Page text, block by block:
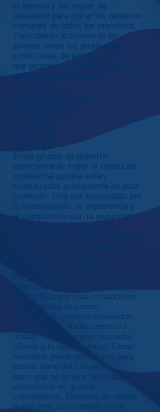
operación para lograr los objetivos
comunes de todos los miembros.
Participarán activamente en
abordar todos los problemas y
condiciones de empleo al tiempo
que promoverán la seguridad y la
prosperidad de todos los
Los grupos de trabajo
permanentes son:
Profesionalismo
Legislativo
Tecnología
Estos grupos de gobierno
representarán mejor al conductor
profesional porque están
involucrados activamente en esta
profesión. Una voz respaldada por
la investigación, la experiencia y
el compromiso con la seguridad y
la prosperidad profesional.
futuro. Cuantos más conductores
profesionales hayamos
involucrado, mejores resultados
obtendremos. Nadie conoce el
trabajo mejor que otro buceador.
¡Únete a la alianza ahora! Como
miembro, puede postularse para
formar parte del consejo,
participar en grupos de trabajo o
expresarse en grupos
comunitarios. Después de unirse,
puede indicar su interés en el